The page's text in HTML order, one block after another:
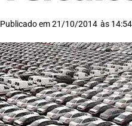
Publicado em21/10/2014 às 14:54